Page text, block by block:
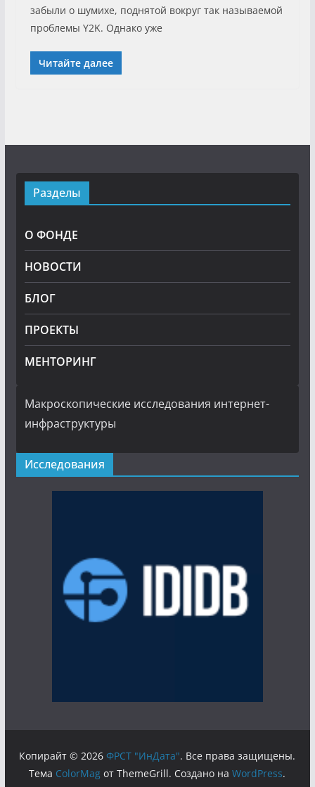
забыли о шумихе, поднятой вокруг так называемой
проблемы Y2K. Однако уже
Читайте далее
Разделы
О ФОНДЕ
НОВОСТИ
БЛОГ
ПРОЕКТЫ
МЕНТОРИНГ
Макроскопические исследования интернет-
инфраструктуры
Исследования
Копирайт © 2026ФРСТ "ИнДата". Все права защищены.
Тема ColorMag от ThemeGrill. Создано наWordPress.